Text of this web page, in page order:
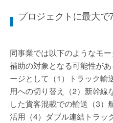
プロジェクトに最大で
同事業では以下のようなモ
補助の対象となる可能性が
ージとして（1）トラック輸
用への切り替え（2）新幹線
した貨客混載での輸送（3）
活用（4）ダブル連結トラッ